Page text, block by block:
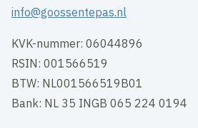
info@goossentepas.nl
KVK-nummer: 06044896
RSIN: 001566519
BTW: NL001566519B01
Bank: NL 35 INGB 065 224 0194